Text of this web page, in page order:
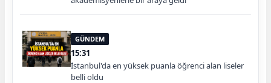
GÜNDEM
15:31
İstanbul'da en yüksek puanla öğrenci alan liseler
belli oldu